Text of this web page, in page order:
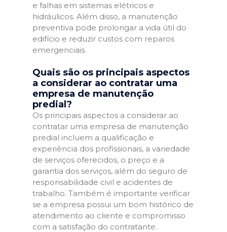
e falhas em sistemas elétricos e
hidráulicos. Além disso, a manutenção
preventiva pode prolongar a vida útil do
edifício e reduzir custos com reparos
emergenciais.
Quais são os principais aspectos
a considerar ao contratar uma
empresa de manutenção
predial?
Os principais aspectos a considerar ao
contratar uma empresa de manutenção
predial incluem a qualificação e
experiência dos profissionais, a variedade
de serviços oferecidos, o preço e a
garantia dos serviços, além do seguro de
responsabilidade civil e acidentes de
trabalho. Também é importante verificar
se a empresa possui um bom histórico de
atendimento ao cliente e compromisso
com a satisfação do contratante.